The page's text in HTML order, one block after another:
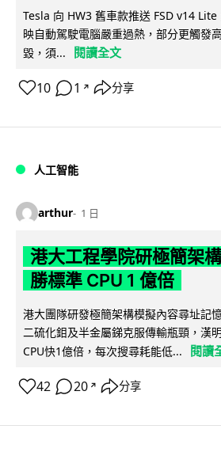
Tesla 向 HW3 舊車款推送 FSD v14
映自動駕駛電腦嚴重過熱，部分更觸發
毀，須...
閱讀全文
10 1 ↗ 分享
人工智能
arthur 1 日
港大工程學院研極簡架
勝標準 CPU 1 億倍
港大團隊研發極簡架構模擬內容尋址記
二硫化鉬及半金屬銻克服傳輸瓶頸，漢
CPU快1億倍，每次搜尋耗能低...
閱讀
42 20 ↗ 分享